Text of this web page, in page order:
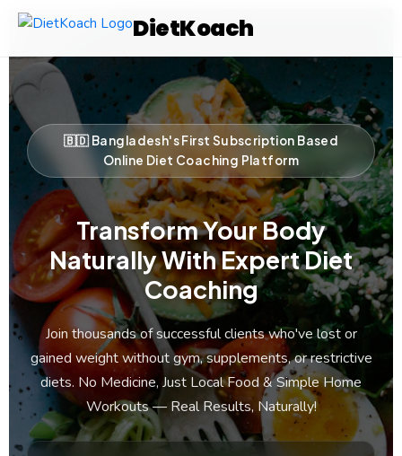
DietKoach
🇧🇩 Bangladesh's First Subscription Based
Online Diet Coaching Platform
Transform Your Body
Naturally With Expert Diet
Coaching
Join thousands of successful clients who've lost or
gained weight without gym, supplements, or restrictive
diets. No Medicine, Just Local Food & Simple Home
Workouts — Real Results, Naturally!